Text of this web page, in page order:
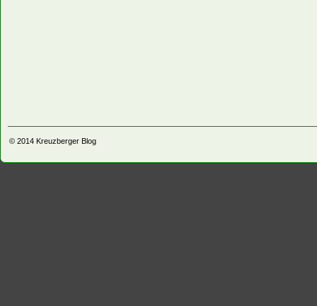
© 2014 Kreuzberger Blog